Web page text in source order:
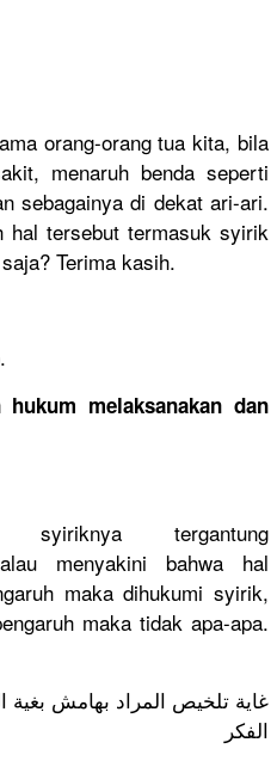
orang-orang tua kita, bila
menaruh benda seperti
sebagainya di dekat ari-ari.
hal tersebut termasuk syirik
Terima kasih.
melaksanakan dan
tergantung
menyakini bahwa hal
maka dihukumi syirik,
maka tidak apa-apa.
الفكر